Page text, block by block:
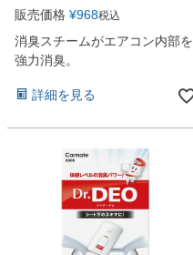
販売価格 ¥968税込
消臭スチームがエアコン内部を
強力消臭。
詳細を見る